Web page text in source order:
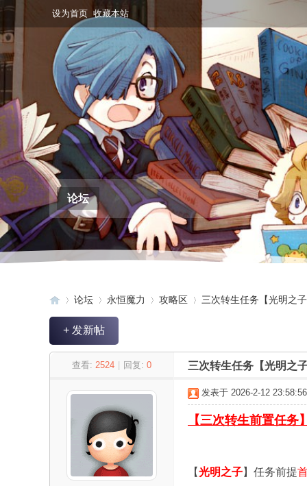
设为首页 收藏本站
论坛
论坛 永恒魔力 攻略区
›
三次转生任务【光明之
+ 发新帖
查看: 2524 回复: 0 三次转生任务【光明之
发表于 2026-2-12 23:58:56
【三次转生前置任务
【光明之子】任务前提